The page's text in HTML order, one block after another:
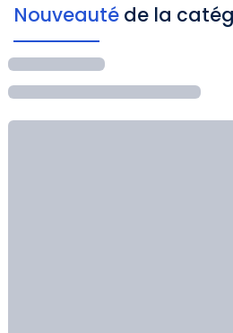
Nouveauté de la